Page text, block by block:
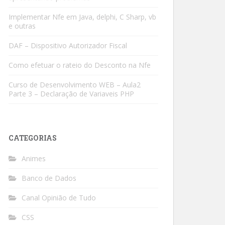
Implementar Nfe em Java, delphi, C Sharp, vb
e outras
DAF – Dispositivo Autorizador Fiscal
Como efetuar o rateio do Desconto na Nfe
Curso de Desenvolvimento WEB – Aula2
Parte 3 – Declaração de Variaveis PHP
CATEGORIAS
Animes
Banco de Dados
Canal Opinião de Tudo
CSS